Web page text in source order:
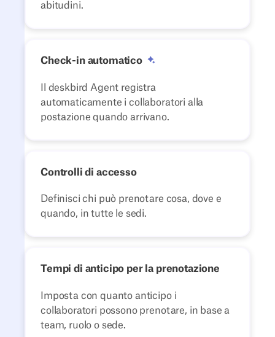
abitudini.
Check-in automatico
Il deskbird Agent registra
automaticamente i collaboratori alla
postazione quando arrivano.
Controlli di accesso
Definisci chi può prenotare cosa, dove e
quando, in tutte le sedi.
Tempi di anticipo per la prenotazione
Imposta con quanto anticipo i
collaboratori possono prenotare, in base a
team, ruolo o sede.